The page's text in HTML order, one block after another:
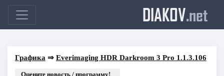
DIAKOV.net
Графика ⇒ Everimaging HDR Darkroom 3 Pro 1.1.3.106
Оцените новость / программу!